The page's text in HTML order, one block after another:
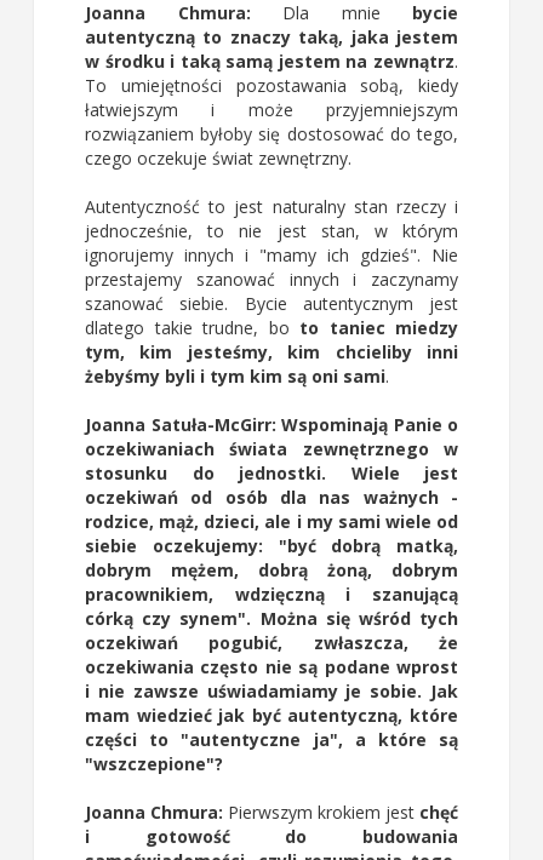
Joanna Chmura: Dla mnie bycie
autentyczną to znaczy taką, jaka jestem
w środku i taką samą jestem na zewnątrz.
To umiejętności pozostawania sobą, kiedy
łatwiejszym i może przyjemniejszym
rozwiązaniem byłoby się dostosować do tego,
czego oczekuje świat zewnętrzny.
Autentyczność to jest naturalny stan rzeczy i
jednocześnie, to nie jest stan, w którym
ignorujemy innych i "mamy ich gdzieś". Nie
przestajemy szanować innych i zaczynamy
szanować siebie. Bycie autentycznym jest
dlatego takie trudne, bo to taniec miedzy
tym, kim jesteśmy, kim chcieliby inni
żebyśmy byli i tym kim są oni sami.
Joanna Satuła-McGirr: Wspominają Panie o
oczekiwaniach świata zewnętrznego w
stosunku do jednostki. Wiele jest
oczekiwań od osób dla nas ważnych -
rodzice, mąż, dzieci, ale i my sami wiele od
siebie oczekujemy: "być dobrą matką,
dobrym mężem, dobrą żoną, dobrym
pracownikiem, wdzięczną i szanującą
córką czy synem". Można się wśród tych
oczekiwań pogubić, zwłaszcza, że
oczekiwania często nie są podane wprost
i nie zawsze uświadamiamy je sobie. Jak
mam wiedzieć jak być autentyczną, które
części to "autentyczne ja", a które są
"wszczepione"?
Joanna Chmura: Pierwszym krokiem jest chęć
i gotowość do budowania